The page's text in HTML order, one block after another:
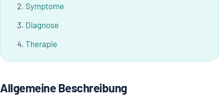
Symptome
Diagnose
Therapie
Allgemeine Beschreibung